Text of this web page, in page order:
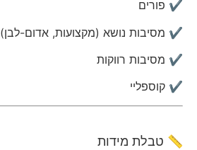
✔ פורים
✔ מסיבות נושא (מקצועות, אדום-לבן)
✔ מסיבות רווקות
✔ קוספליי
📏 טבלת מידות